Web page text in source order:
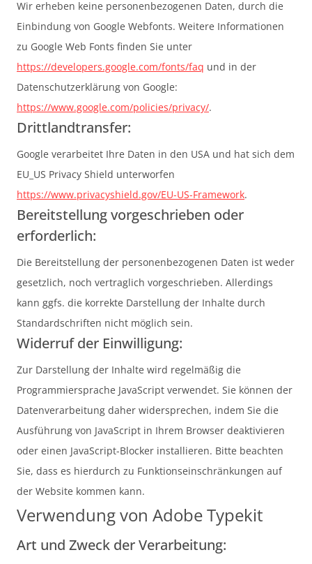
Wir erheben keine personenbezogenen Daten, durch die
Einbindung von Google Webfonts. Weitere Informationen
zu Google Web Fonts finden Sie unter
https://developers.google.com/fonts/faq und in der
Datenschutzerklärung von Google:
https://www.google.com/policies/privacy/.
Drittlandtransfer:
Google verarbeitet Ihre Daten in den USA und hat sich dem
EU_US Privacy Shield unterworfen
https://www.privacyshield.gov/EU-US-Framework.
Bereitstellung vorgeschrieben oder
erforderlich:
Die Bereitstellung der personenbezogenen Daten ist weder
gesetzlich, noch vertraglich vorgeschrieben. Allerdings
kann ggfs. die korrekte Darstellung der Inhalte durch
Standardschriften nicht möglich sein.
Widerruf der Einwilligung:
Zur Darstellung der Inhalte wird regelmäßig die
Programmiersprache JavaScript verwendet. Sie können der
Datenverarbeitung daher widersprechen, indem Sie die
Ausführung von JavaScript in Ihrem Browser deaktivieren
oder einen JavaScript-Blocker installieren. Bitte beachten
Sie, dass es hierdurch zu Funktionseinschränkungen auf
der Website kommen kann.
Verwendung von Adobe Typekit
Art und Zweck der Verarbeitung: